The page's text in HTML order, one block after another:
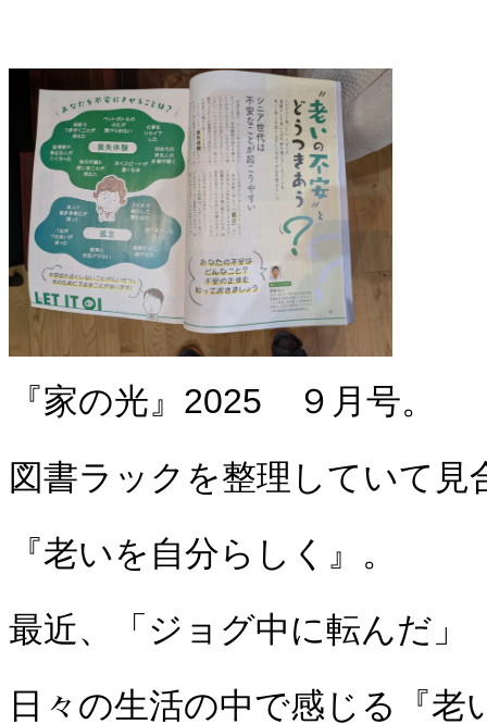
『家の光』2025 ９月号。
図書ラックを整理していて見
『老いを自分らしく』。
最近、「ジョグ中に転んだ
日々の生活の中で感じる『老